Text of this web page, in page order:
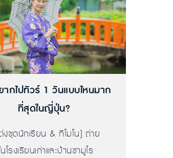
กไปทัวร์ 1 วันแบบไหนมาก
ที่สุดในญี่ปุ่น?
งชุดนักเรียน & กิโมโน] ถ่าย
โรงเรียนเก่าและบ้านซามูไร